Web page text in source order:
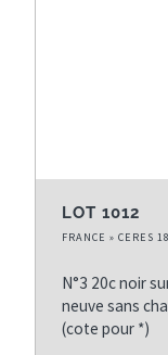
LOT 1012
FRANCE » CERES
N°3 20c noir
neuve sans
(cote pour *)